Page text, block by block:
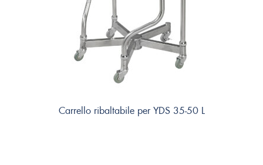
Carrello ribaltabile per YDS 35-50 L